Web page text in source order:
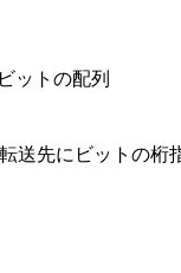
ットの配列
送先にビットの桁